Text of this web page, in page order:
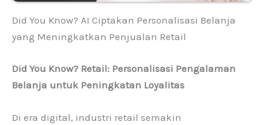
Did You Know? AI Ciptakan Personalisasi Belanja
yang Meningkatkan Penjualan Retail
Did You Know? Retail: Personalisasi Pengalaman
Belanja untuk Peningkatan Loyalitas
Di era digital, industri retail semakin